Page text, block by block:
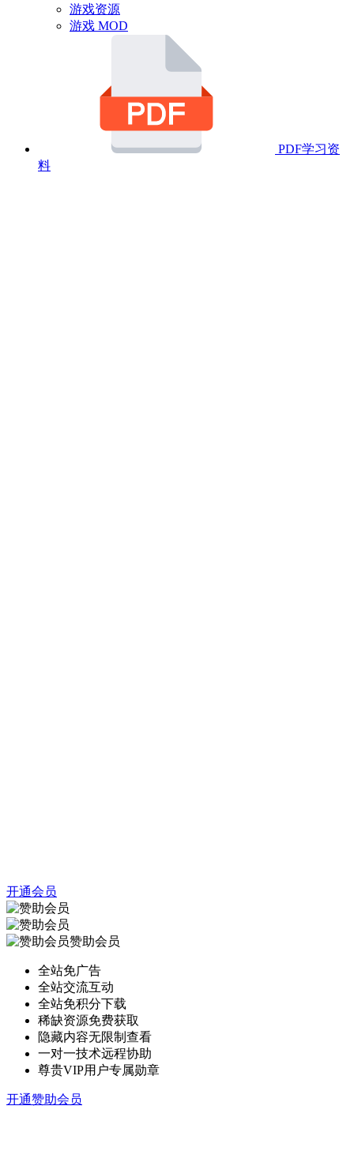
游戏资源
游戏 MOD
PDF学习资
料
开通会员
赞助会员
全站免广告
全站交流互动
全站免积分下载
稀缺资源免费获取
隐藏内容无限制查看
一对一技术远程协助
尊贵VIP用户专属勋章
开通赞助会员